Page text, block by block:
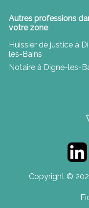
Autres professions
votre zone
Huissier de justice à
les-Bains
Notaire à Digne-les-
Copyright ©